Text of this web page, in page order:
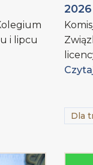
i lipcu
2026
Dla